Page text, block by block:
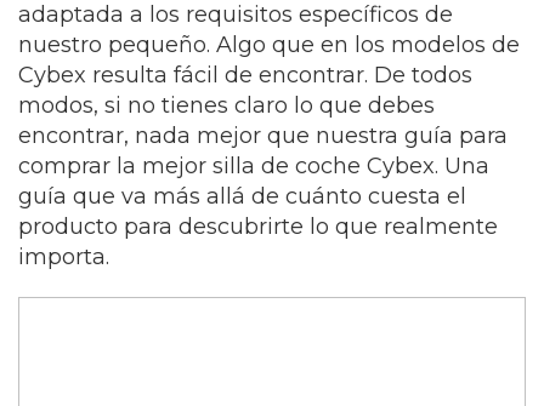
adaptada a los requisitos específicos de
nuestro pequeño. Algo que en los modelos de
Cybex resulta fácil de encontrar. De todos
modos, si no tienes claro lo que debes
encontrar, nada mejor que nuestra guía para
comprar la mejor silla de coche Cybex. Una
guía que va más allá de cuánto cuesta el
producto para descubrirte lo que realmente
importa.